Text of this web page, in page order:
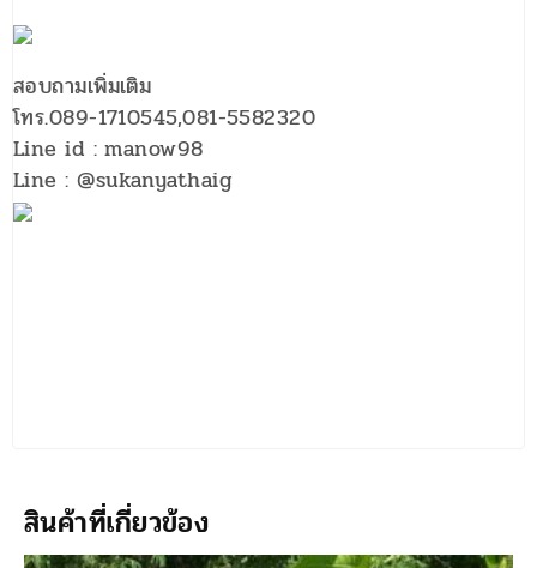
สอบถามเพิ่มเติม
โทร.089-1710545,081-5582320
Line id : manow98
Line : @sukanyathaig
สินค้าที่เกี่ยวข้อง